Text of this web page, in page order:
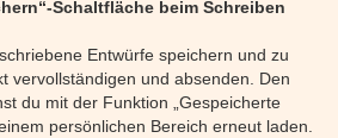
Schaltfläche beim Schreiben
Entwürfe speichern und zu
vervollständigen und absenden. Den
du mit der Funktion „Gespeicherte
persönlichen Bereich erneut laden.